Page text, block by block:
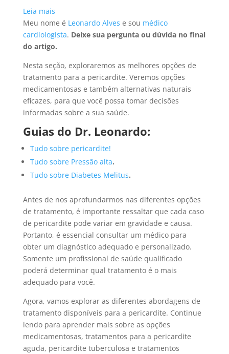
Leia mais:
Qual
o
melhor
para
Pericardite?
Meu nome é Leonardo Alves e sou médico
cardiologista. Deixe sua pergunta ou dúvida no final
do artigo.
Nesta seção, exploraremos as melhores opções de
tratamento para a pericardite. Veremos opções
medicamentosas e também alternativas naturais
eficazes, para que você possa tomar decisões
informadas sobre a sua saúde.
Guias do Dr. Leonardo:
Tudo sobre pericardite!
Tudo sobre Pressão alta.
Tudo sobre Diabetes Melitus.
Antes de nos aprofundarmos nas diferentes opções
de tratamento, é importante ressaltar que cada caso
de pericardite pode variar em gravidade e causa.
Portanto, é essencial consultar um médico para
obter um diagnóstico adequado e personalizado.
Somente um profissional de saúde qualificado
poderá determinar qual tratamento é o mais
adequado para você.
Agora, vamos explorar as diferentes abordagens de
tratamento disponíveis para a pericardite. Continue
lendo para aprender mais sobre as opções
medicamentosas, tratamentos para a pericardite
aguda, pericardite tuberculosa e tratamentos